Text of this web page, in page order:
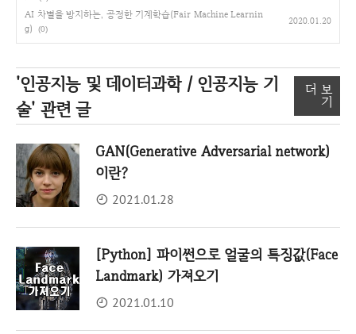
AI 차별을 방지하는, 공정한 기계학습(Fair Machine Learnin
g)
(0)
2020.01.20
'인공지능 및 데이터과학 / 인공지능 기
술' 관련 글
더 보
기
GAN(Generative Adversarial network)
이란?
2021.01.28
[Python] 파이썬으로 얼굴의 특징값(Face
Landmark) 가져오기
2021.01.10